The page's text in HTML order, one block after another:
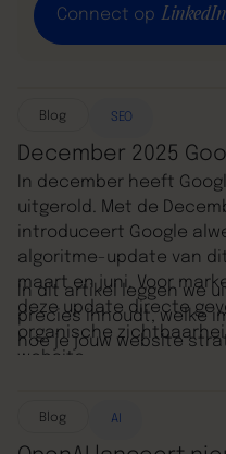
Connect op LinkedIn
Blog SEO
December 2025
In december heeft
uitgerold. Met de
introduceert Google
algoritme-update van
maart en juni. Voor
deze update directe
organische
website.
In dit artikel leggen we
precies inhoudt, welke
hoe je jouw website
Blog AI